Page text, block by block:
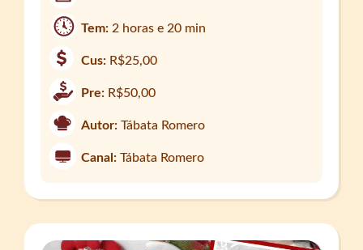
Tem:2 horas e 20 min
Cus: R$25,00
Pre: R$50,00
Autor: Tábata Romero
Canal: Tábata Romero